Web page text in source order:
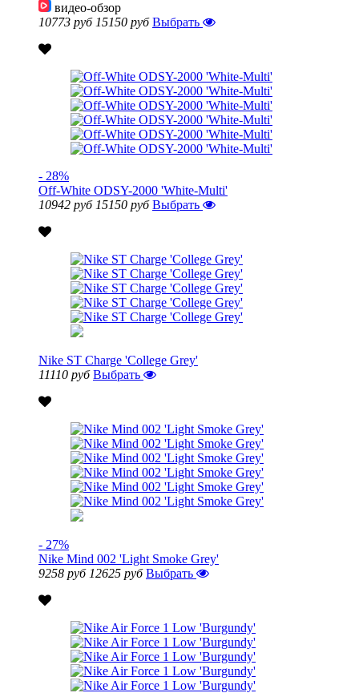
видео-обзор
10773 руб 15150 руб Выбрать
- 28%
Off-White ODSY-2000 'White-Multi'
10942 руб 15150 руб Выбрать
Nike ST Charge 'College Grey'
11110 руб Выбрать
- 27%
Nike Mind 002 'Light Smoke Grey'
9258 руб 12625 руб Выбрать